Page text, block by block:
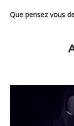
Que pensez vous